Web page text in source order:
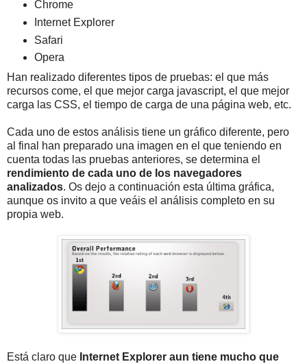
Chrome
Internet Explorer
Safari
Opera
Han realizado diferentes tipos de pruebas: el que más
recursos come, el que mejor carga javascript, el que mejor
carga las CSS, el tiempo de carga de una página web, etc.
Cada uno de estos análisis tiene un gráfico diferente, pero
al final han preparado una imagen en el que teniendo en
cuenta todas las pruebas anteriores, se determina el
rendimiento de cada uno de los navegadores
analizados. Os dejo a continuación esta última gráfica,
aunque os invito a que veáis el análisis completo en su
propia web.
Está claro que Internet Explorer aun tiene mucho que